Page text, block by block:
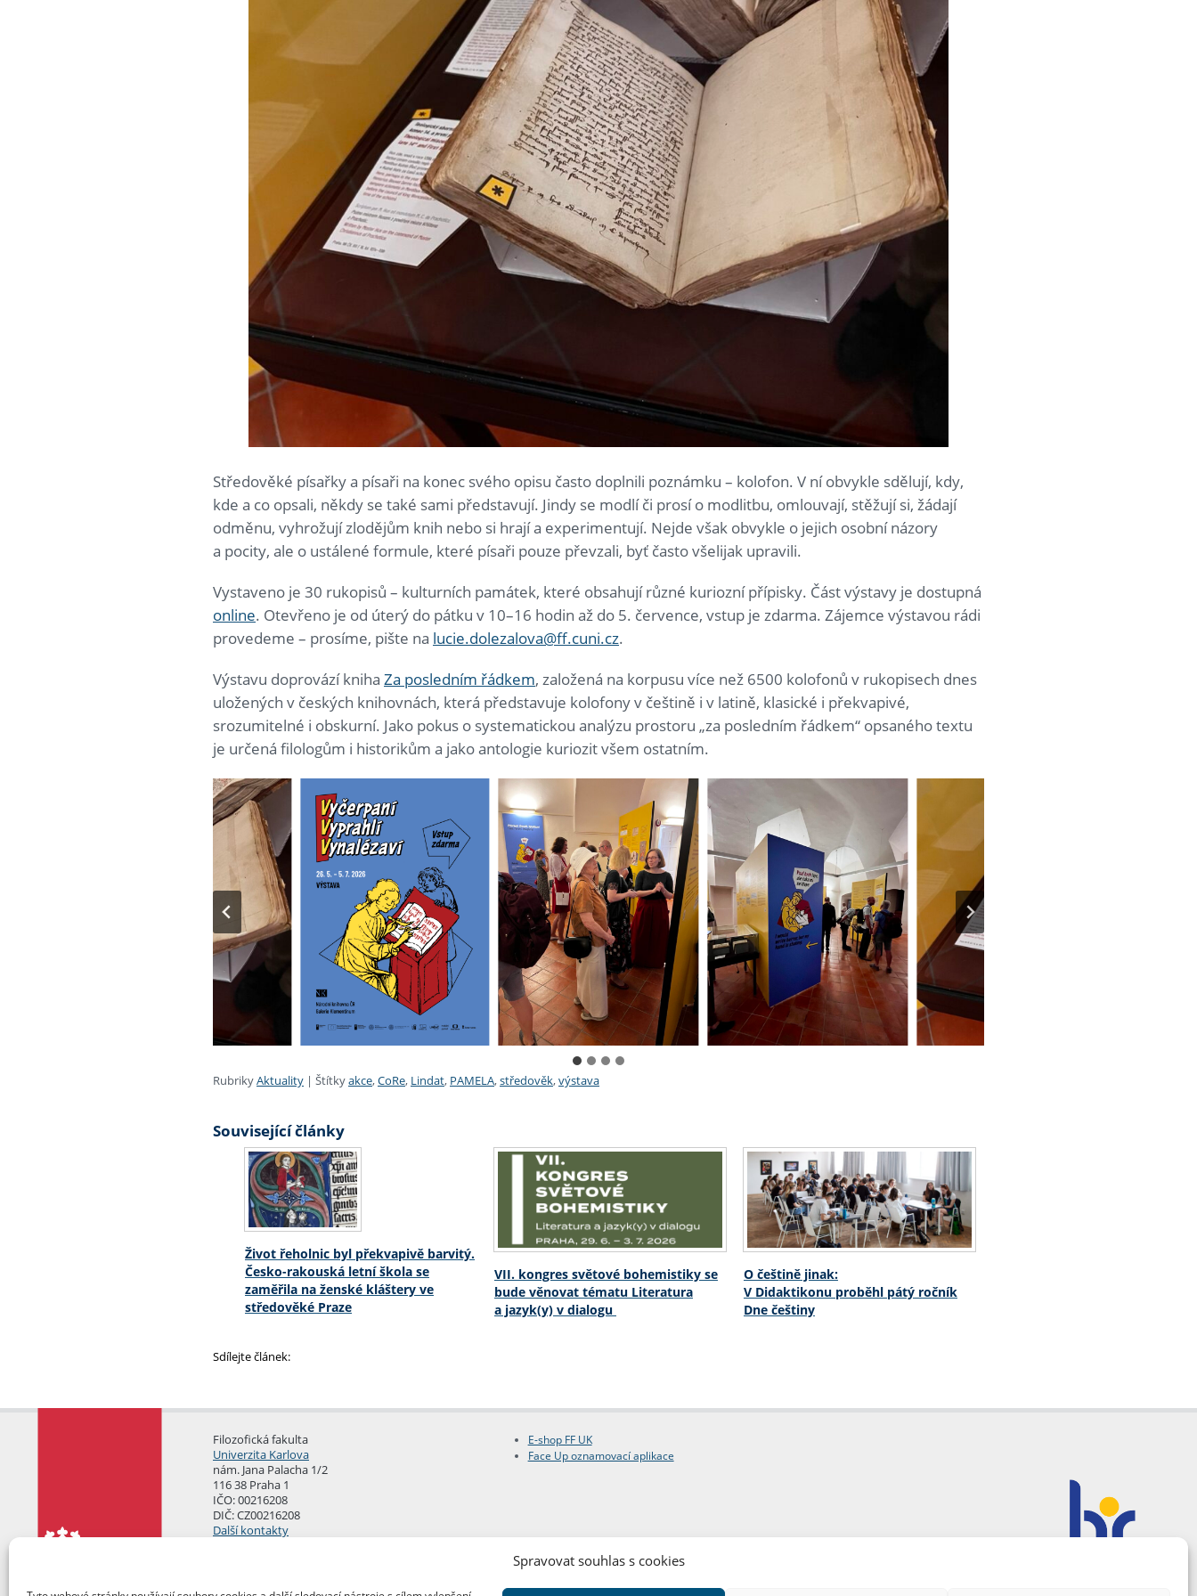
Spravovat souhlas s cookies
Středověké písařky a písaři na konec svého opisu často doplnili poznámku – kolofon. V ní obvykle sdělují, kdy,
kde a co opsali, někdy se také sami představují. Jindy se modlí či prosí o modlitbu, omlouvají, stěžují si, žádají
odměnu, vyhrožují zlodějům knih nebo si hrají a experimentují. Nejde však obvykle o jejich osobní názory
a pocity, ale o ustálené formule, které písaři pouze převzali, byť často všelijak upravili.
Vystaveno je 30 rukopisů – kulturních památek, které obsahují různé kuriozní přípisky. Část výstavy je dostupná
online. Otevřeno je od úterý do pátku v 10–16 hodin až do 5. července, vstup je zdarma. Zájemce výstavou rádi
provedeme – prosíme, pište na lucie.dolezalova@ff.cuni.cz.
Výstavu doprovází kniha Za posledním řádkem, založená na korpusu více než 6500 kolofonů v rukopisech dnes
uložených v českých knihovnách, která představuje kolofony v češtině i v latině, klasické i překvapivé,
srozumitelné i obskurní. Jako pokus o systematickou analýzu prostoru „za posledním řádkem“ opsaného textu
je určená filologům i historikům a jako antologie kuriozit všem ostatním.
RubrikyAktuality | Štítkyakce,CoRe, Lindat, PAMELA,středověk,výstava
Související články
Život řeholnic byl překvapivě barvitý.
Česko-rakouská letní škola se
zaměřila na ženské kláštery ve
středověké Praze
VII. kongres světové bohemistiky se
bude věnovat tématu Literatura
a jazyk(y) v dialogu
O češtině jinak:
V Didaktikonu proběhl pátý ročník
Dne češtiny
Sdílejte článek:
Filozofická fakulta
Univerzita Karlova
nám. Jana Palacha 1/2
116 38 Praha 1
IČO: 00216208
DIČ: CZ00216208
Další kontakty
E-shop FF UK
Face Up oznamovací aplikace